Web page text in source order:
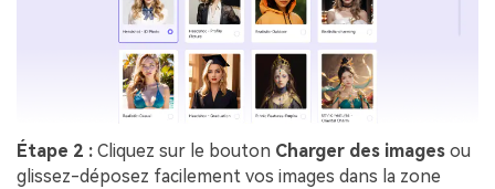
Étape 2 : Cliquez sur le bouton Charger des images ou
glissez-déposez facilement vos images dans la zone